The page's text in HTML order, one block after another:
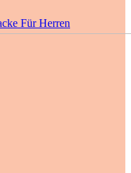
Für Herren